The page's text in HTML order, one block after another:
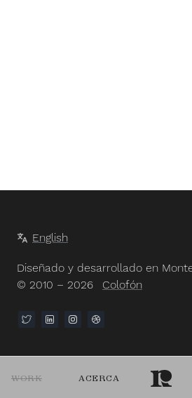
WORK ACERCA
English
Diseñado y desarrollado en
© 2010 – 2026
Colofón